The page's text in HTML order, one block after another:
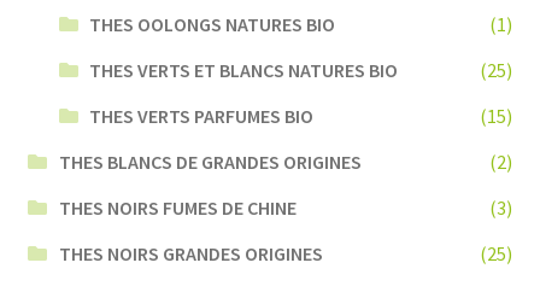
THES OOLONGS NATURES BIO
(1)
THES VERTS ET BLANCS NATURES BIO
(25)
THES VERTS PARFUMES BIO
(15)
THES BLANCS DE GRANDES ORIGINES
(2)
THES NOIRS FUMES DE CHINE
(3)
THES NOIRS GRANDES ORIGINES
(25)